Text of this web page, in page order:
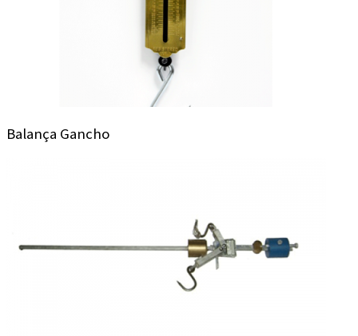
Balança Gancho